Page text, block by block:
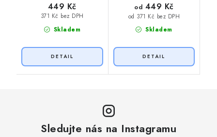
Skladem
371 Kč bez DPH
449 Kč
Skladem
od 371 Kč bez DPH
od 449 Kč
Sledujte nás na Instagramu